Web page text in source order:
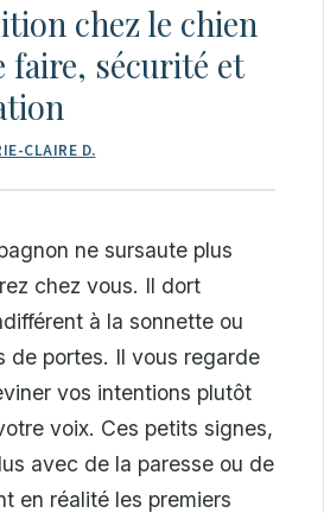
chez le chien
faire, sécurité et
CLAIRE D.
ne sursaute plus
chez vous. Il dort
à la sonnette ou
de portes. Il vous regarde
vos intentions plutôt
voix. Ces petits signes,
avec de la paresse ou de
en réalité les premiers